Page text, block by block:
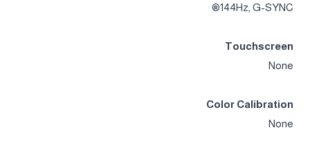
144Hz, G-SYNC®
Touchscreen
None
Color Calibration
None